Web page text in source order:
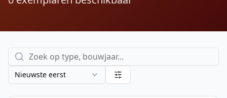
Nieuwste eerst